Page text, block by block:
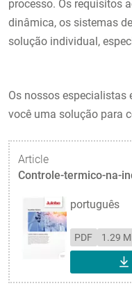
processo. Os requisitos
dinâmica, os sistemas
solução individual,
Os nossos especialistas
você uma solução para
Article
Controle-termico-na-
português
PDF 1.29